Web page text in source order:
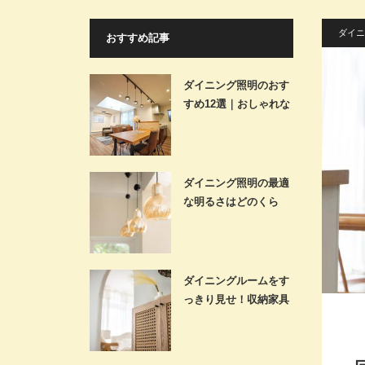
ダイ
おすすめ記事
ダイニング照明のおす
すめ12選｜おしゃれな
ダイニング照明の最適
な明るさはどのくら
ダイニングルームをす
っきり見せ！収納家具